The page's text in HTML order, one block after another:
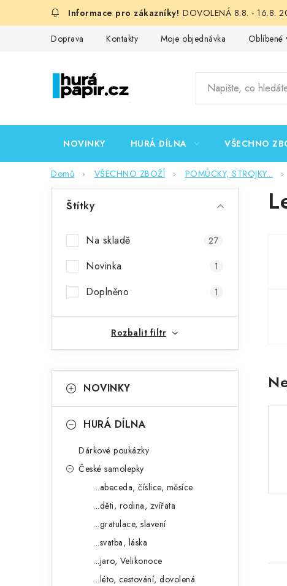
DOVOLENÁ 8.8. - 16.8.
Doprava Kontakty Moje objednávka Oblíbené
NOVINKY HURÁ DÍLNA VŠECHNO
Domů VŠECHNO ZBOŽÍ POMŮCKY, STROJKY...
a
p
Štítky
Na skladě 27
Novinka 1
Doplněno 1
Rozbalit filtr
kategorie
a
NOVINKY
HURÁ DÍLNA
Dárkové poukázky
České samolepky
...abeceda, číslice, měsíce
...děti, rodina, zvířata
...gratulace, slavení
...svatba, láska
...jaro, Velikonoce
...léto, cestování, dovolená